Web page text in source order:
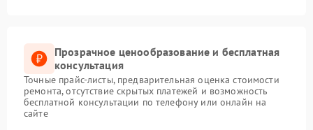
Прозрачное ценообразование и бесплатная
консультация
Точные прайс-листы, предварительная оценка стоимости
ремонта, отсутствие скрытых платежей и возможность
бесплатной консультации по телефону или онлайн на
сайте